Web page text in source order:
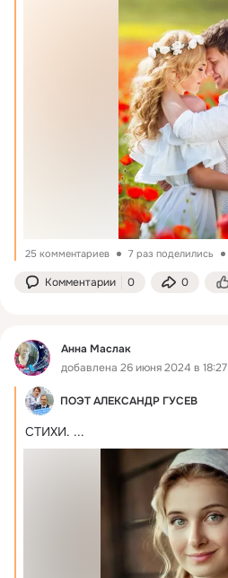
25 комментариев 7 раз поделились
Комментарии 0 0
Анна Маслак
добавлена 26 июня 2024 в 18:27
ПОЭТ АЛЕКСАНДР ГУСЕВ
СТИХИ. ...